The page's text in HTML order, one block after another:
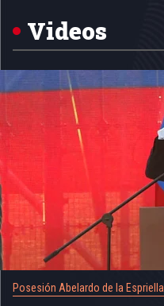
Videos
Posesión Abelardo de la Espriella